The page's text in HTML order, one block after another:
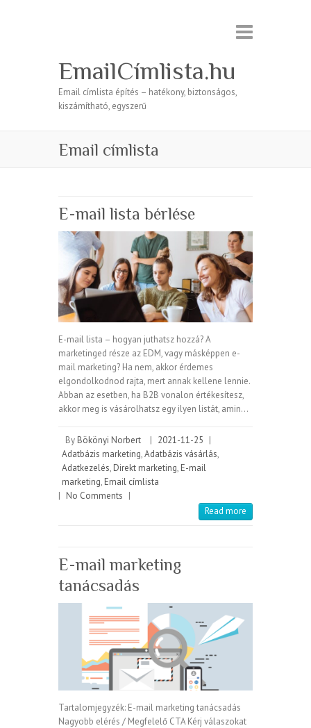
EmailCímlista.hu
Email címlista építés – hatékony, biztonságos,
kiszámítható, egyszerű
Email címlista
E-mail lista bérlése
E-mail lista – hogyan juthatsz hozzá? A
marketinged része az EDM, vagy másképpen e-
mail marketing? Ha nem, akkor érdemes
elgondolkodnod rajta, mert annak kellene lennie.
Abban az esetben, ha B2B vonalon értékesítesz,
akkor meg is vásárolhatsz egy ilyen listát, amin…
By Bökönyi Norbert | 2021-11-25 |
Adatbázis marketing,Adatbázis vásárlás,
Adatkezelés, Direkt marketing, E-mail
marketing, Email címlista
| No Comments |
Read more
E-mail marketing
tanácsadás
Tartalomjegyzék: E-mail marketing tanácsadás
Nagyobb elérés / Megfelelő CTA Kérj válaszokat